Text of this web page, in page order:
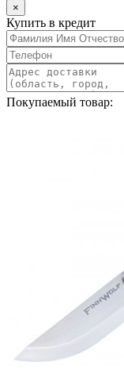
×
Купить в кредит
Покупаемый товар: